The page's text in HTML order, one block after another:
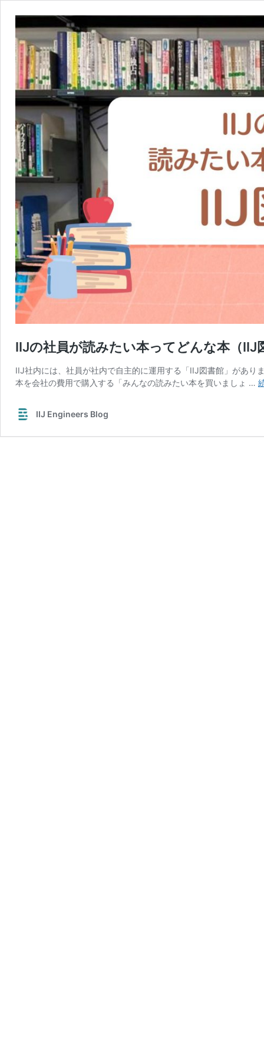
IIJの社員が読みたい本ってどんな本（IIJ
IIJ社内には、社員が社内で自主的に運用する「IIJ図書館」があ
本を会社の費用で購入する「みんなの読みたい本を買いましょ …
IIJ Engineers Blog